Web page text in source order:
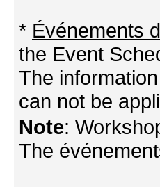
* Événements
the Event
The
can not be
Note:
The